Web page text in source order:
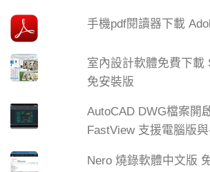
手機pdf閱讀器下載
室內設計軟體免費下載
免安裝版
AutoCAD DWG檔案開
FastView 支援電腦版
Nero 燒錄軟體中文版